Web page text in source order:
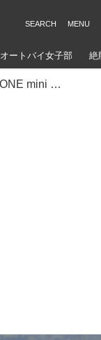
オートバイ女子部 絶
【重要!】MAX ZONE mini 参加者の皆様へ エントリー締め切り＆参加受理書発送のお知らせ